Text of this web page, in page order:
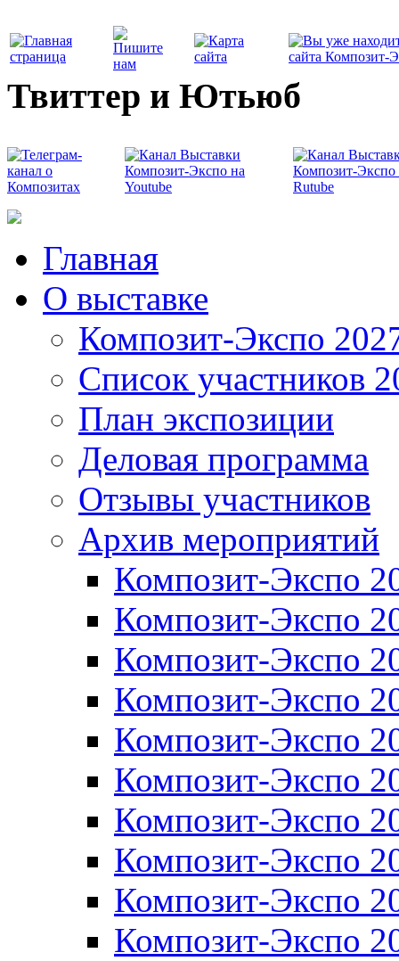
Твиттер и Ютьюб
Главная
О выставке
Композит-Экспо
Список участников
План экспозиции
Деловая программа
Отзывы участников
Архив мероприятий
Композит-Экспо
Композит-Экспо
Композит-Экспо
Композит-Экспо
Композит-Экспо
Композит-Экспо
Композит-Экспо
Композит-Экспо
Композит-Экспо
Композит-Экспо